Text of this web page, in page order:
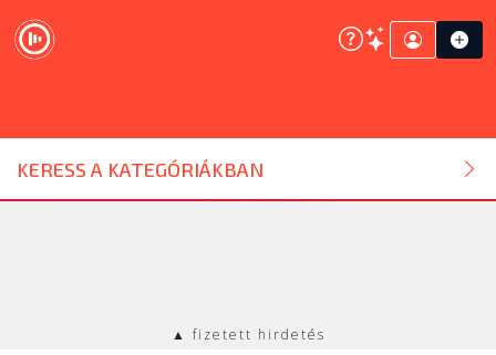
KERESS A KATEGÓRIÁKBAN
DJ ESZKÖZ
HANGTECHNIKA
▲ fizetett hirdetés